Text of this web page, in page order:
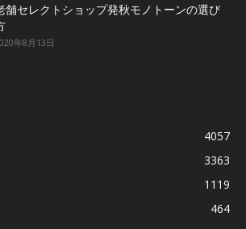
舗セレクトショップ発秋モノトーンの選び
年8月13日
4057
3363
1119
464